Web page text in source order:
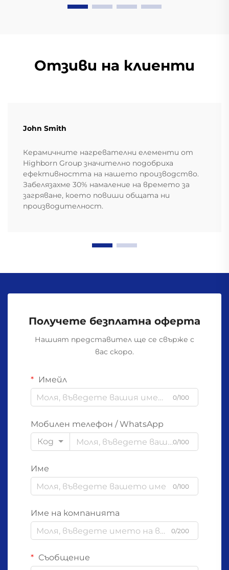
Отзиви на клиенти
John Smith
Керамичните нагревателни елементи от
Highborn Group значително подобриха
ефективността на нашето производство.
Забелязахме 30% намаление на времето за
загряване, което повиши общата ни
производителност.
Получете безплатна оферта
Нашият представител ще се свърже с
вас скоро.
Имейл
0/100
Мобилен телефон / WhatsApp
Код
0/100
Име
0/100
Име на компанията
0/200
Съобщение